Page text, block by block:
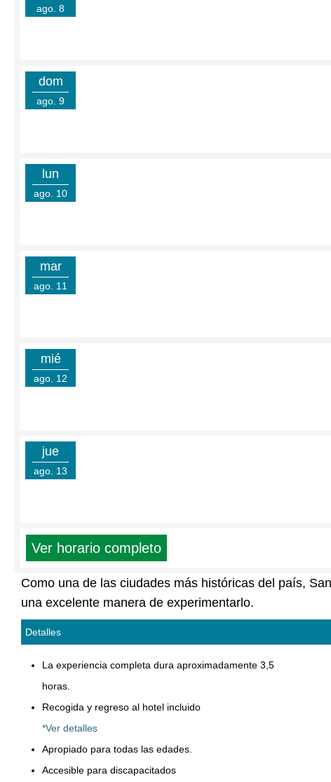
ago. 8
dom
ago. 9
lun
ago. 10
mar
ago. 11
mié
ago. 12
jue
ago. 13
Ver horario completo
Como una de las ciudades más históricas del país,
una excelente manera de experimentarlo.
Detalles
La experiencia completa dura aproximadamente 3,5
horas.
Recogida y regreso al hotel incluido
*Ver detalles
Apropiado para todas las edades.
Accesible para discapacitados